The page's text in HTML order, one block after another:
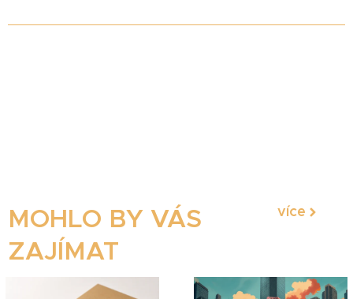
MOHLO BY VÁS
ZAJÍMAT
více